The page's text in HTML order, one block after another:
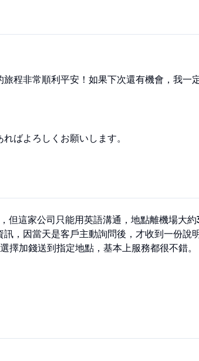
程非常順利平安！如果下次還有機會，我一
ばよろしくお願いします。
這家公司只能用英語溝通，地點離機場大
，因當天是客戶主動詢問後，才收到一份說
加錢送到指定地點，基本上服務都很不錯。